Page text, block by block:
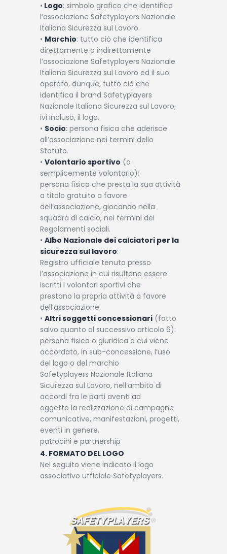
• Logo: simbolo grafico che identifica
l’associazione Safetyplayers Nazionale
Italiana Sicurezza sul Lavoro.
• Marchio: tutto ciò che identifica
direttamente o indirettamente
l’associazione Safetyplayers Nazionale
Italiana Sicurezza sul Lavoro ed il suo
operato, dunque, tutto ciò che
identifica il brand Safetyplayers
Nazionale Italiana Sicurezza sul Lavoro,
ivi incluso, il logo.
• Socio: persona fisica che aderisce
all’associazione nei termini dello
Statuto.
• Volontario sportivo (o
semplicemente volontario):
persona fisica che presta la sua attività
a titolo gratuito a favore
dell’associazione, giocando nella
squadra di calcio, nei termini dei
Regolamenti sociali.
• Albo Nazionale dei calciatori per la
sicurezza sul lavoro:
Registro ufficiale tenuto presso
l’associazione in cui risultano essere
iscritti i volontari sportivi che
prestano la propria attività a favore
dell’associazione.
• Altri soggetti concessionari (fatto
salvo quanto al successivo articolo 6):
persona fisica o giuridica a cui viene
accordato, in sub-concessione, l’uso
del logo o del marchio
Safetyplayers Nazionale Italiana
Sicurezza sul Lavoro, nell’ambito di
accordi fra le parti aventi ad
oggetto la realizzazione di campagne
comunicative, manifestazioni, progetti,
eventi in genere,
patrocini e partnership
4. FORMATO DEL LOGO
Nel seguito viene indicato il logo
associativo ufficiale Safetyplayers.